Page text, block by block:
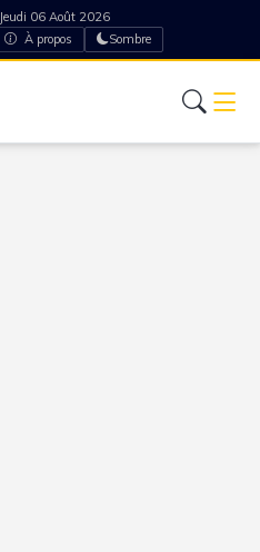
Jeudi 06 Août 2026
À propos Sombre